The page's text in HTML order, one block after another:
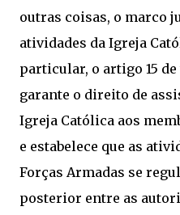
outras coisas, o marco
atividades da Igreja
particular, o artigo 15
garante o direito de
Igreja Católica aos
e estabelece que as
Forças Armadas se
posterior entre as